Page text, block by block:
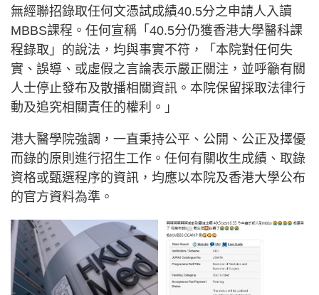
無經聯招錄取任何文憑試成績40.5分之申請人入讀
MBBS課程。任何宣稱「40.5分仍獲香港大學醫科課
程錄取」的說法，均與事實不符，「本院對任何失
實、誤導、或虛假之言論表示嚴正關注，並呼籲有關
人士停止發布及散播相關資訊。本院保留採取法律行
動及追究相關責任的權利。」
港大醫學院強調，一直秉持公平、公開、公正及擇優
而錄的原則進行招生工作。任何有關收生成績、取錄
資格或甄選程序的資訊，均應以本院及香港大學公布
的官方資料為準。